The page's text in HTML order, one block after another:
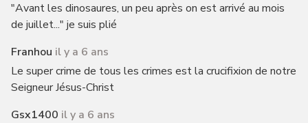
"Avant les dinosaures, un peu après on est arrivé au mois
de juillet..." je suis plié
Franhou il y a 6 ans
Le super crime de tous les crimes est la crucifixion de notre
Seigneur Jésus-Christ
Gsx1400 il y a 6 ans